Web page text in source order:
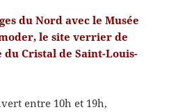
du Nord avec le Musée
le site verrier de
du Cristal de Saint-Louis-
entre 10h et 19h,